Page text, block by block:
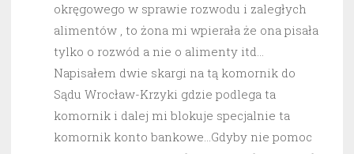
okręgowego w sprawie rozwodu i zaległych
alimentów , to żona mi wpierała że ona pisała
tylko o rozwód a nie o alimenty itd…
Napisałem dwie skargi na tą komornik do
Sądu Wrocław-Krzyki gdzie podlega ta
komornik i dalej mi blokuje specjalnie ta
komornik konto bankowe…Gdyby nie pomoc